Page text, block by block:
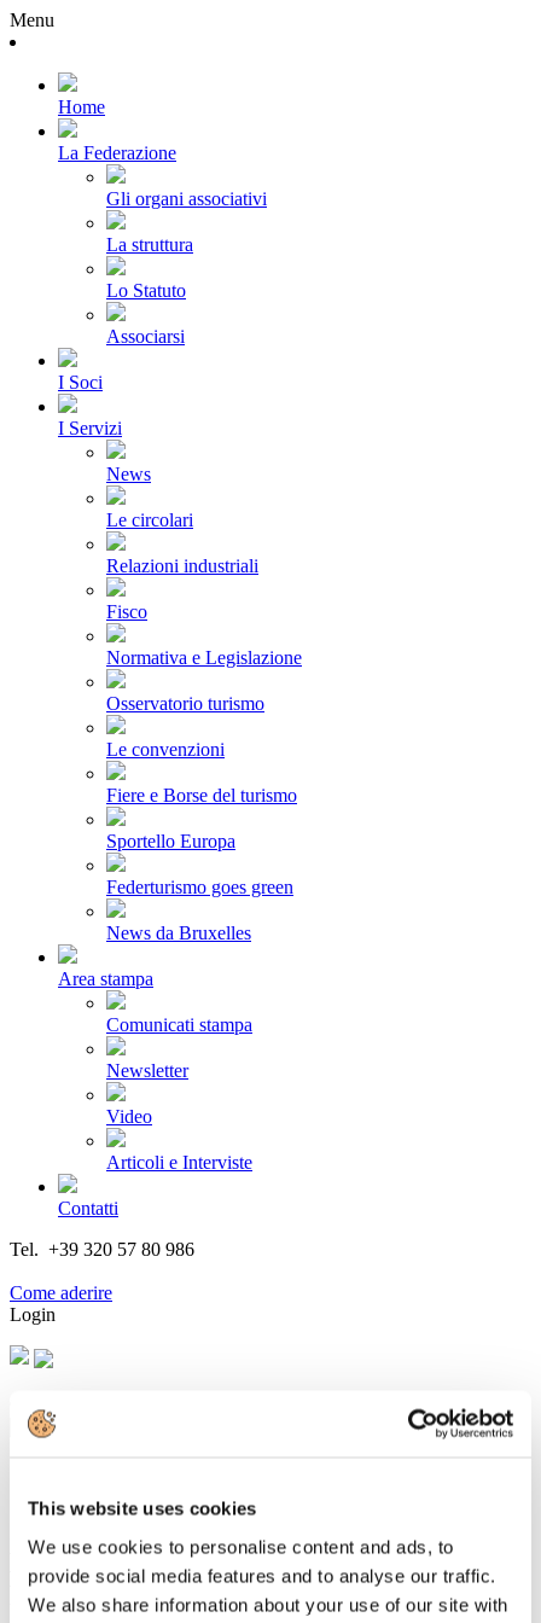
This website uses cookies
We use cookies to personalise content and ads, to
provide social media features and to analyse our traffic.
We also share information about your use of our site with
Menu
Home
La Federazione
Gli organi associativi
La struttura
Lo Statuto
Associarsi
I Soci
I Servizi
News
Le circolari
Relazioni industriali
Fisco
Normativa e Legislazione
Osservatorio turismo
Le convenzioni
Fiere e Borse del turismo
Sportello Europa
Federturismo goes green
News da Bruxelles
Area stampa
Comunicati stampa
Newsletter
Video
Articoli e Interviste
Contatti
Tel. +39 320 57 80 986
Come aderire
Login
LA SFIDA DI MAREVIVO “PLASTIC
FREE E NON SOLO”